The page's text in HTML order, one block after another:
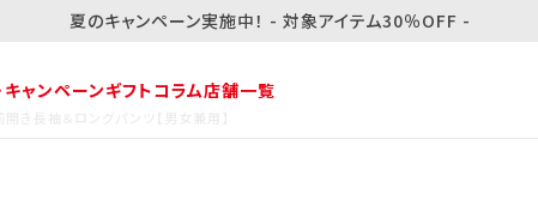
夏のキャンペーン実施中！ - 対象アイテム30％OFF -
キャンペーンギフトコラム店舗一覧